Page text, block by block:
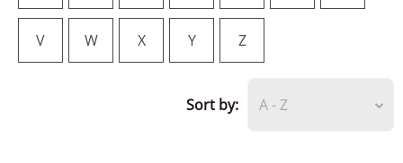
V W X Y Z
Sort by: A - Z